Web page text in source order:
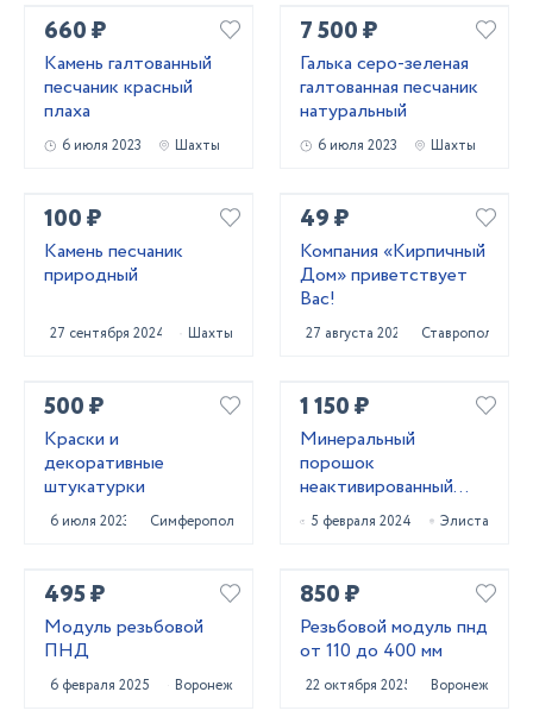
660 ₽
Камень галтованный
песчаник красный
плаха
6 июля 2023 Шахты
7 500 ₽
Галька серо-зеленая
галтованная песчаник
натуральный
6 июля 2023 Шахты
100 ₽
Камень песчаник
природный
27 сентября 2024 Шахты
49 ₽
Компания «Кирпичный
Дом» приветствует
Вас!
27 августа 2024 Ставрополь
500 ₽
Краски и
декоративные
штукатурки
6 июля 2023 Симферополь
1 150 ₽
Минеральный
порошок
неактивированный
МП-1 ГОСТ 52129-03
и МП-2 ГОСТ 32761-
5 февраля 2024 Элиста
495 ₽
Модуль резьбовой
ПНД
6 февраля 2025 Воронеж
850 ₽
Резьбовой модуль пнд
от 110 до 400 мм
22 октября 2025 Воронеж